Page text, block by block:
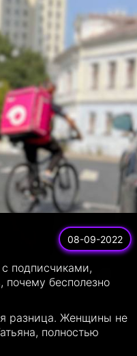
08-09-2022
с подписчиками,
почему бесполезно
разница. Женщины не
полностью